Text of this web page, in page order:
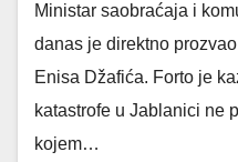
Ministar saobraćaja i
danas je direktno
Enisa Džafića. Forto je
katastrofe u Jablanici ne
kojem…